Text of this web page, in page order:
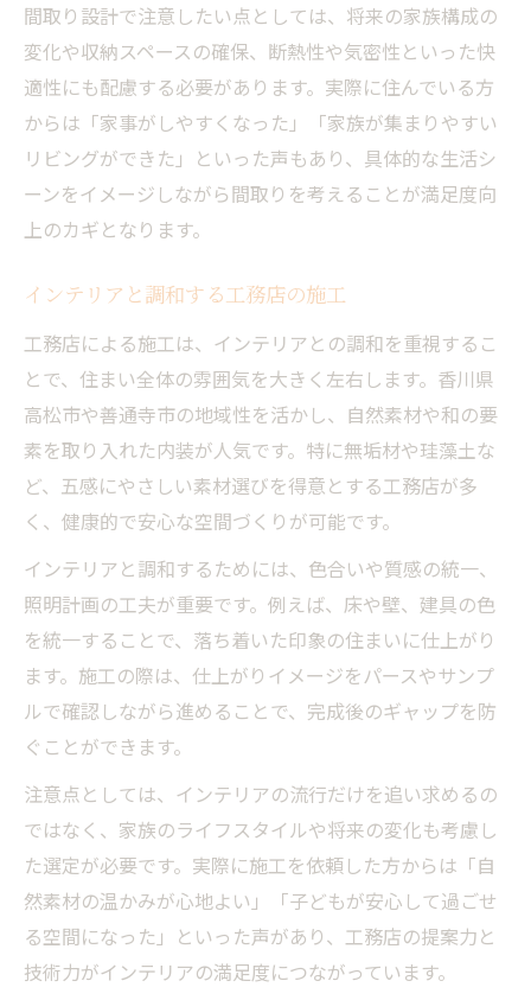
間取り設計で注意したい点としては、将来の家族構成の
変化や収納スペースの確保、断熱性や気密性といった快
適性にも配慮する必要があります。実際に住んでいる方
からは「家事がしやすくなった」「家族が集まりやすい
リビングができた」といった声もあり、具体的な生活シ
ーンをイメージしながら間取りを考えることが満足度向
上のカギとなります。
インテリアと調和する工務店の施工
工務店による施工は、インテリアとの調和を重視するこ
とで、住まい全体の雰囲気を大きく左右します。香川県
高松市や善通寺市の地域性を活かし、自然素材や和の要
素を取り入れた内装が人気です。特に無垢材や珪藻土な
ど、五感にやさしい素材選びを得意とする工務店が多
く、健康的で安心な空間づくりが可能です。
インテリアと調和するためには、色合いや質感の統一、
照明計画の工夫が重要です。例えば、床や壁、建具の色
を統一することで、落ち着いた印象の住まいに仕上がり
ます。施工の際は、仕上がりイメージをパースやサンプ
ルで確認しながら進めることで、完成後のギャップを防
ぐことができます。
注意点としては、インテリアの流行だけを追い求めるの
ではなく、家族のライフスタイルや将来の変化も考慮し
た選定が必要です。実際に施工を依頼した方からは「自
然素材の温かみが心地よい」「子どもが安心して過ごせ
る空間になった」といった声があり、工務店の提案力と
技術力がインテリアの満足度につながっています。